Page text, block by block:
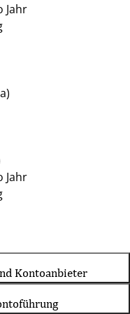
Jahr
Jahr
Kontoanbieter